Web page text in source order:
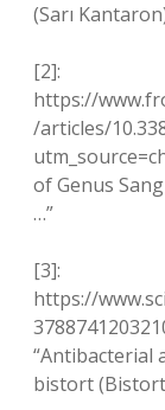
(Sarı
[2]:
https://
/articles/
of Genus
…”
[3]:
https://
“Antibacterial
bistort